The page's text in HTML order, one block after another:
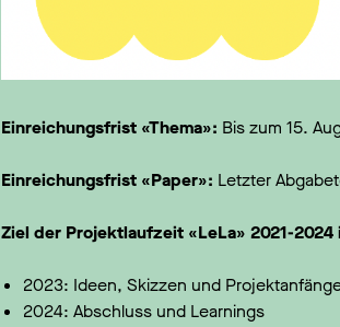
Einreichungsfrist «Thema»: Bis zum 15.
Einreichungsfrist «Paper»: Letzter
Ziel der Projektlaufzeit «LeLa» 2021-
2023: Ideen, Skizzen und
2024: Abschluss und Learnings